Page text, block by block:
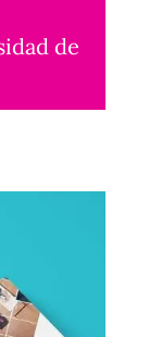
de